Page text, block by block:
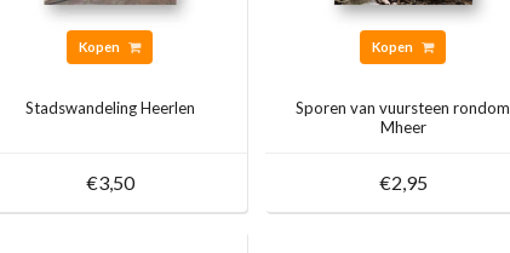
Kopen
Stadswandeling Heerlen
€3,50
Kopen
Sporen van vuursteen rondom
Mheer
€2,95